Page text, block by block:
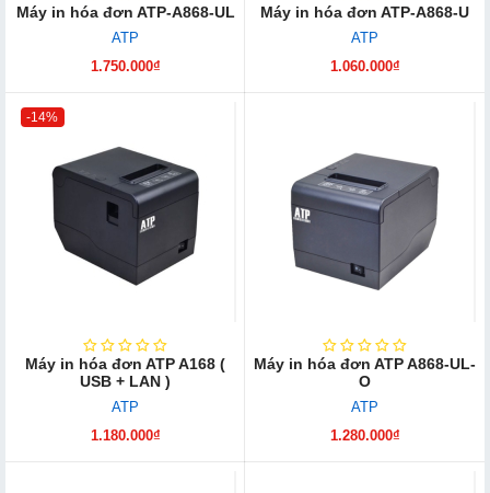
Máy in hóa đơn ATP-A868-UL
ATP
1.750.000₫
Máy in hóa đơn ATP-A868-U
ATP
1.060.000₫
-14%
Máy in hóa đơn ATP A168 (
USB + LAN )
ATP
1.180.000₫
Máy in hóa đơn ATP A868-UL-
O
ATP
1.280.000₫